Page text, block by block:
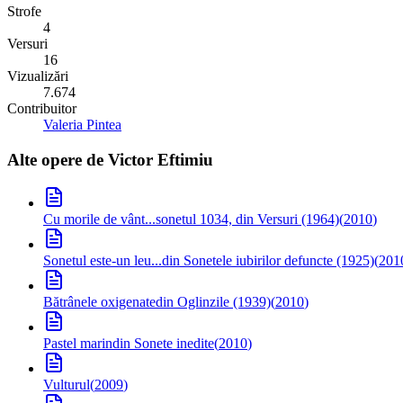
Strofe
4
Versuri
16
Vizualizări
7.674
Contribuitor
Valeria Pintea
Alte opere de Victor Eftimiu
Cu morile de vânt...sonetul 1034, din Versuri (1964)(2010)
Sonetul este-un leu...din Sonetele iubirilor defuncte (1925)(
Bătrânele oxigenatedin Oglinzile (1939)(2010)
Pastel marindin Sonete inedite(2010)
Vulturul(2009)